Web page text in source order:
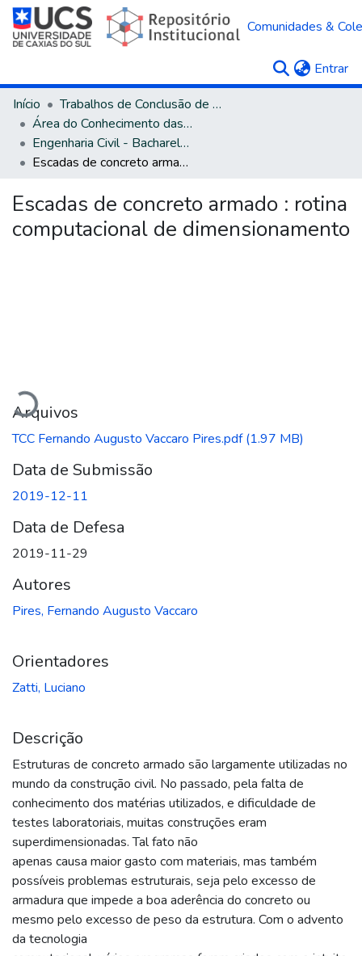
Comunidades &
Entrar
Início
Trabalhos de Conclusão de Curso
Área do Conhecimento das Engenharias
Engenharia Civil - Bacharelado
Escadas de concreto armado : rotina computacional de dimensionamento
Escadas de concreto armado : rotina
computacional de dimensionamento
Carregando...
Arquivos
TCC Fernando Augusto Vaccaro Pires.pdf(1.97 MB)
Data de Submissão
2019-12-11
Data de Defesa
2019-11-29
Autores
Pires, Fernando Augusto Vaccaro
Orientadores
Zatti, Luciano
Descrição
Estruturas de concreto armado são largamente utilizadas no
mundo da construção civil. No passado, pela falta de
conhecimento dos matérias utilizados, e dificuldade de
testes laboratoriais, muitas construções eram
superdimensionadas. Tal fato não
apenas causa maior gasto com materiais, mas também
possíveis problemas estruturais, seja pelo excesso de
armadura que impede a boa aderência do concreto ou
mesmo pelo excesso de peso da estrutura. Com o advento
da tecnologia